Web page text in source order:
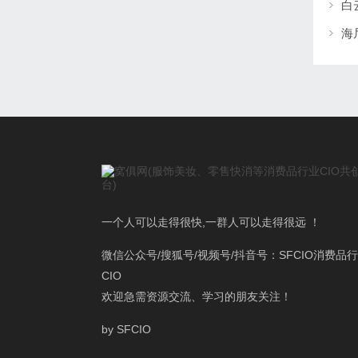
海
一个人可以走得很快,一群人可以走得很远 ！
微信公众号/搜狐号/视频号/抖音号：SFCIO消费品
CIO
欢迎急需资源交流、学习的朋友关注！
by SFCIO